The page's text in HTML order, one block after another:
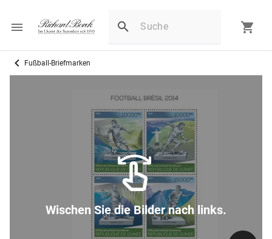
Fußball-Briefmarken
Wischen Sie die Bilder nach links.